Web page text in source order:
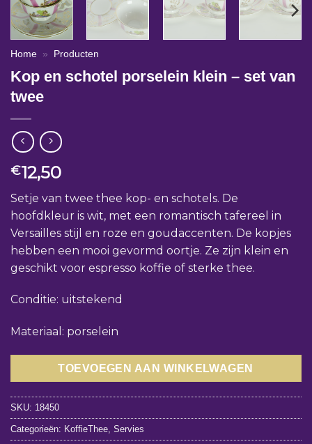
Home » Producten
Kop en schotel porselein klein – set van
twee
€12,50
Setje van twee thee kop- en schotels. De
hoofdkleur is wit, met een romantisch tafereel in
Versailles stijl en roze en goudaccenten. De kopjes
hebben een mooi gevormd oortje. Ze zijn klein en
geschikt voor espresso koffie of sterke thee.
Conditie: uitstekend
Materiaal: porselein
TOEVOEGEN AAN WINKELWAGEN
SKU: 18450
Categorieën: KoffieThee Servies